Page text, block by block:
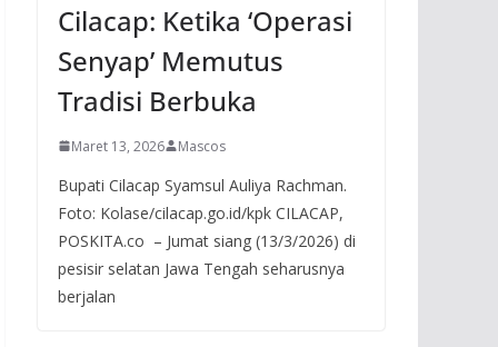
Cilacap: Ketika ‘Operasi
Senyap’ Memutus
Tradisi Berbuka
Maret 13, 2026 Mascos
Bupati Cilacap Syamsul Auliya Rachman.
Foto: Kolase/cilacap.go.id/kpk CILACAP,
POSKITA.co – Jumat siang (13/3/2026) di
pesisir selatan Jawa Tengah seharusnya
berjalan